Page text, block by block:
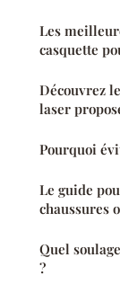
Les
casquette
Découvrez
laser
Pourquoi
Le guide
chaussures
Quel
?